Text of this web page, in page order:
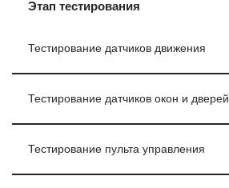
Этап тестирования
Тестирование датчиков движения
Тестирование датчиков окон и дверей
Тестирование пульта управления